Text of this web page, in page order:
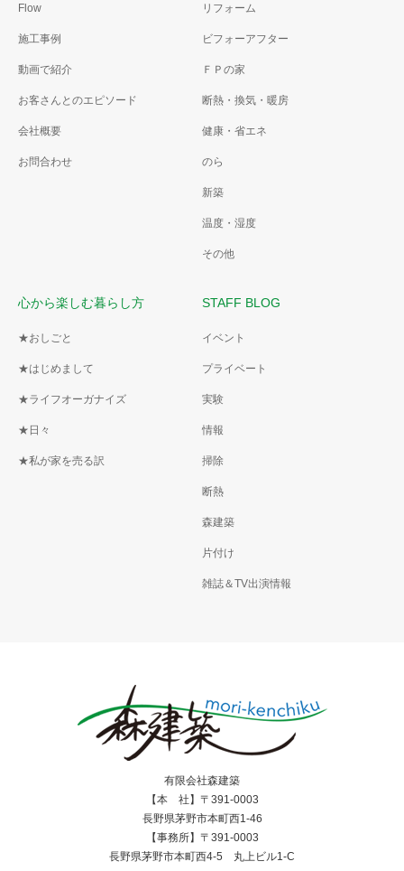
Flow
施工事例
動画で紹介
お客さんとのエピソード
会社概要
お問合わせ
リフォーム
ビフォーアフター
ＦＰの家
断熱・換気・暖房
健康・省エネ
のら
新築
温度・湿度
その他
心から楽しむ暮らし方
★おしごと
★はじめまして
★ライフオーガナイズ
★日々
★私が家を売る訳
STAFF BLOG
イベント
プライベート
実験
情報
掃除
断熱
森建築
片付け
雑誌＆TV出演情報
有限会社森建築
【本 社】〒391-0003
長野県茅野市本町西1-46
【事務所】〒391-0003
長野県茅野市本町西4-5 丸上ビル1-C